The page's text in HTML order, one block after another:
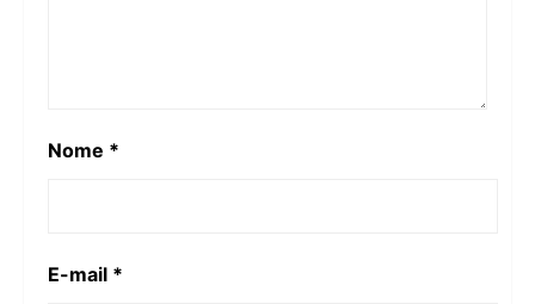
Nome *
E-mail *